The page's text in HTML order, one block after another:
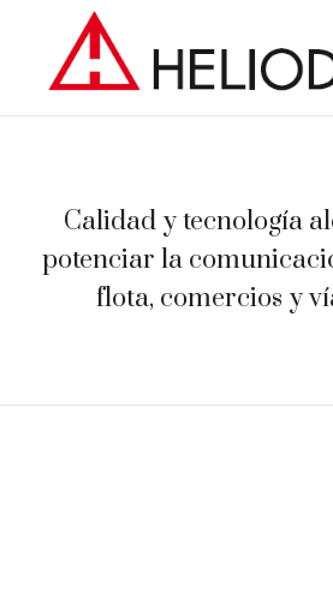
Calidad y tecnología
potenciar la
flota, comercios y